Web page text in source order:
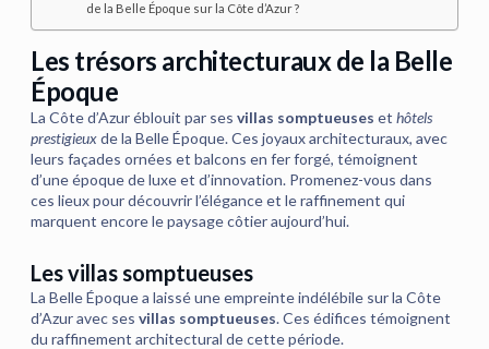
de la Belle Époque sur la Côte d’Azur ?
Les trésors architecturaux de la Belle
Époque
La Côte d’Azur éblouit par ses villas somptueuses et hôtels
prestigieuxde la Belle Époque. Ces joyaux architecturaux, avec
leurs façades ornées et balcons en fer forgé, témoignent
d’une époque de luxe et d’innovation. Promenez-vous dans
ces lieux pour découvrir l’élégance et le raffinement qui
marquent encore le paysage côtier aujourd’hui.
Les villas somptueuses
La Belle Époque a laissé une empreinte indélébile sur la Côte
d’Azur avec ses villas somptueuses. Ces édifices témoignent
du raffinement architectural de cette période.